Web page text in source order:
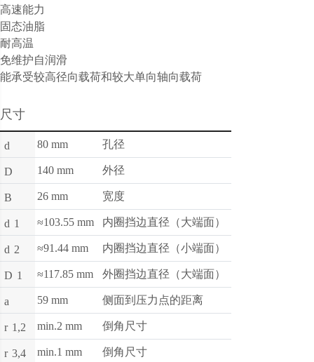
高速能力
固态油脂
耐高温
免维护自润滑
能承受较高径向载荷和较大单向轴向载荷
尺寸
d 80 mm 孔径
D 140 mm 外径
B 26 mm 宽度
d 1 ≈103.55 mm 内圈挡边直径（大端面）
d 2 ≈91.44 mm 内圈挡边直径（小端面）
D 1 ≈117.85 mm 外圈挡边直径（大端面）
a 59 mm 侧面到压力点的距离
r 1,2 min.2 mm 倒角尺寸
r 3,4 min.1 mm 倒角尺寸